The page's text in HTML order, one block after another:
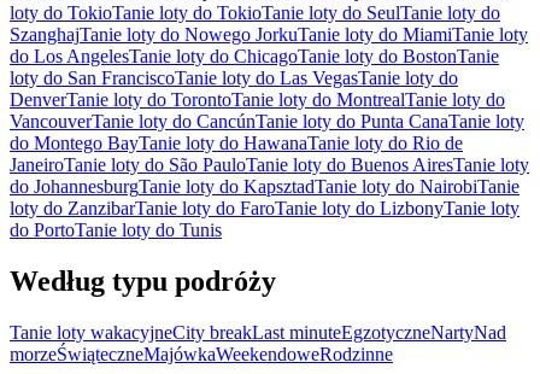
loty do TokioTanie loty do TokioTanie loty do SeulTanie loty do
SzanghajTanie loty do Nowego JorkuTanie loty do MiamiTanie loty
do Los AngelesTanie loty do ChicagoTanie loty do BostonTanie
loty do San FranciscoTanie loty do Las VegasTanie loty do
DenverTanie loty do TorontoTanie loty do MontrealTanie loty do
VancouverTanie loty do CancúnTanie loty do Punta CanaTanie loty
do Montego BayTanie loty do HawanaTanie loty do Rio de
JaneiroTanie loty do São PauloTanie loty do Buenos AiresTanie loty
do JohannesburgTanie loty do KapsztadTanie loty do NairobiTanie
loty do ZanzibarTanie loty do FaroTanie loty do LizbonyTanie loty
do PortoTanie loty do Tunis
Według typu podróży
Tanie loty wakacyjneCity breakLast minuteEgzotyczneNartyNad
morzeŚwiąteczneMajówkaWeekendoweRodzinne